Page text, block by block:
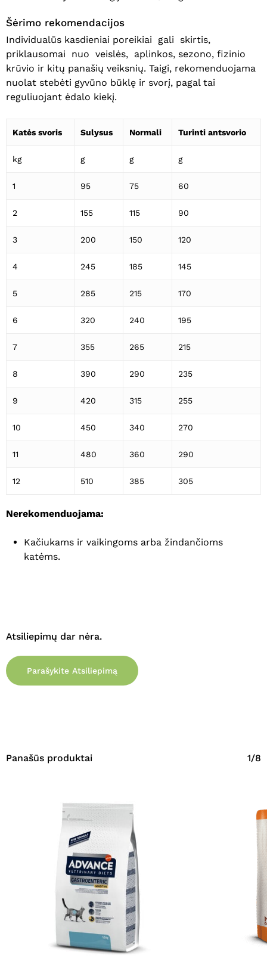
Šėrimo rekomendacijos
Individualūs kasdieniai poreikiai gali skirtis,
priklausomai nuo veislės, aplinkos, sezono, fizinio
krūvio ir kitų panašių veiksnių. Taigi, rekomenduojama
nuolat stebėti gyvūno būklę ir svorį, pagal tai
reguliuojant ėdalo kiekį.
Katės svoris Sulysus Normali Turinti antsvorio
kg g g g
1 95 75 60
2 155 115 90
3 200 150 120
4 245 185 145
5 285 215 170
6 320 240 195
7 355 265 215
8 390 290 235
9 420 315 255
10 450 340 270
11 480 360 290
12 510 385 305
Nerekomenduojama:
Kačiukams ir vaikingoms arba žindančioms
katėms.
Atsiliepimų dar nėra.
Parašykite Atsiliepimą
Panašūs produktai 1/8